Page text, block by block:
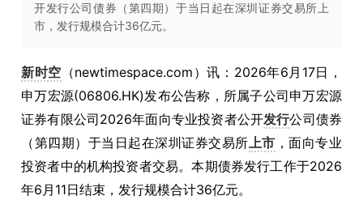
开发行公司债券（第四期）于当日起在深圳证券交易所上
市，发行规模合计36亿元。
新时空 （newtimespace.com）讯：2026年6月17日，
申万宏源(06806.HK)发布公告称，所属子公司申万宏源
证券有限公司2026年面向专业投资者公开发行公司债券
（第四期）于当日起在深圳证券交易所上市 ，面向专业
投资者中的机构投资者交易。本期债券发行工作于2026
年6月11日结束，发行规模合计36亿元。